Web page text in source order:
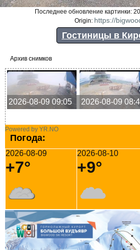
Последнее обновление картинки:
Origin: https://
Гостиницы в
Архив снимков
2026-08-09 09:05 2026-08-09
Powered by YR.NO
Погода:
2026-08-09
+7°
2026-08-10
+9°